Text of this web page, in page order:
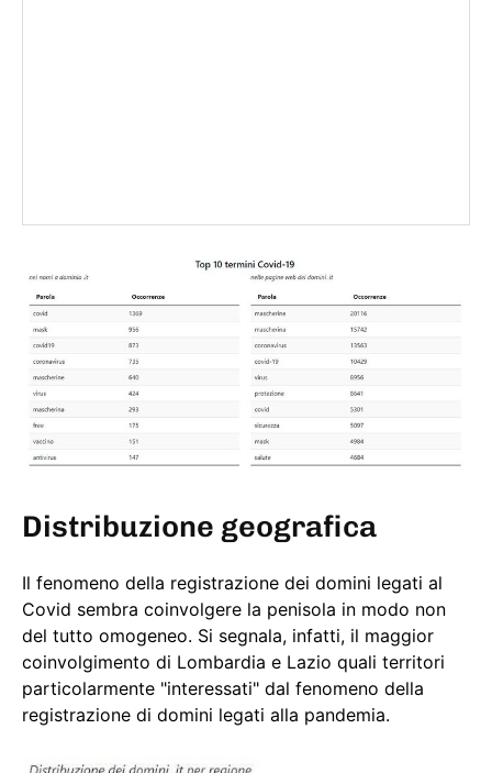
Distribuzione geografica
Il fenomeno della registrazione dei domini legati al
Covid sembra coinvolgere la penisola in modo non
del tutto omogeneo. Si segnala, infatti, il maggior
coinvolgimento di Lombardia e Lazio quali territori
particolarmente "interessati" dal fenomeno della
registrazione di domini legati alla pandemia.